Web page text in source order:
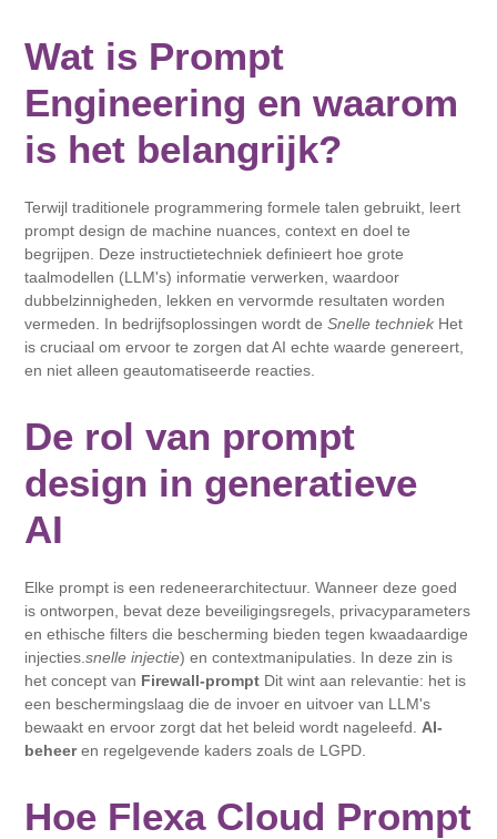
Wat is Prompt
Engineering en waarom
is het belangrijk?
Terwijl traditionele programmering formele talen gebruikt, leert
prompt design de machine nuances, context en doel te
begrijpen. Deze instructietechniek definieert hoe grote
taalmodellen (LLM's) informatie verwerken, waardoor
dubbelzinnigheden, lekken en vervormde resultaten worden
vermeden. In bedrijfsoplossingen wordt deSnelle techniek Het
is cruciaal om ervoor te zorgen dat AI echte waarde genereert,
en niet alleen geautomatiseerde reacties.
De rol van prompt
design in generatieve
AI
Elke prompt is een redeneerarchitectuur. Wanneer deze goed
is ontworpen, bevat deze beveiligingsregels, privacyparameters
en ethische filters die bescherming bieden tegen kwaadaardige
injecties.snelle injectie) en contextmanipulaties. In deze zin is
het concept van Firewall-prompt Dit wint aan relevantie: het is
een beschermingslaag die de invoer en uitvoer van LLM's
bewaakt en ervoor zorgt dat het beleid wordt nageleefd. AI-
beheeren regelgevende kaders zoals de LGPD.
Hoe Flexa Cloud Prompt